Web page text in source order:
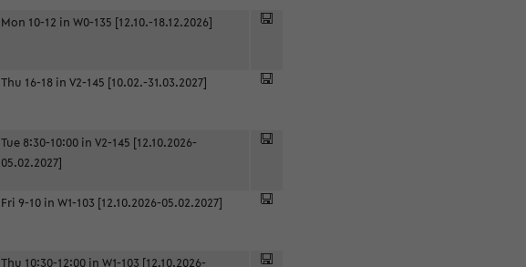
Mon 10-12 in W0-135 [12.10.-18.12.2026]
Thu 16-18 in V2-145 [10.02.-31.03.2027]
Tue 8:30-10:00 in V2-145 [12.10.2026-
05.02.2027]
Fri 9-10 in W1-103 [12.10.2026-05.02.2027]
Thu 10:30-12:00 in W1-103 [12.10.2026-